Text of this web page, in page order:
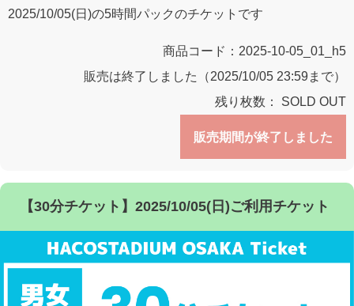
2025/10/05(日)の5時間パックのチケットです
商品コード： 2025-10-05_01_h5
販売は終了しました（2025/10/05 23:59まで）
残り枚数： SOLD OUT
販売期間が終了しました
【30分チケット】2025/10/05(日)ご利用チケット